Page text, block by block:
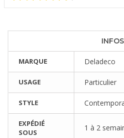
INFOS
MARQUE Deladeco
USAGE Particulier
STYLE
EXPÉDIÉ
SOUS
1 à 2